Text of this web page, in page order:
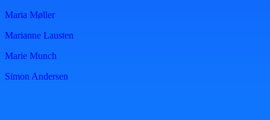
Maria Møller
Marianne Lausten
Marie Munch
Simon Andersen